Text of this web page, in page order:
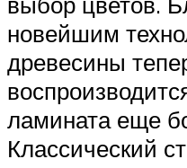
новейшим
древесины
ламината еще
Классический